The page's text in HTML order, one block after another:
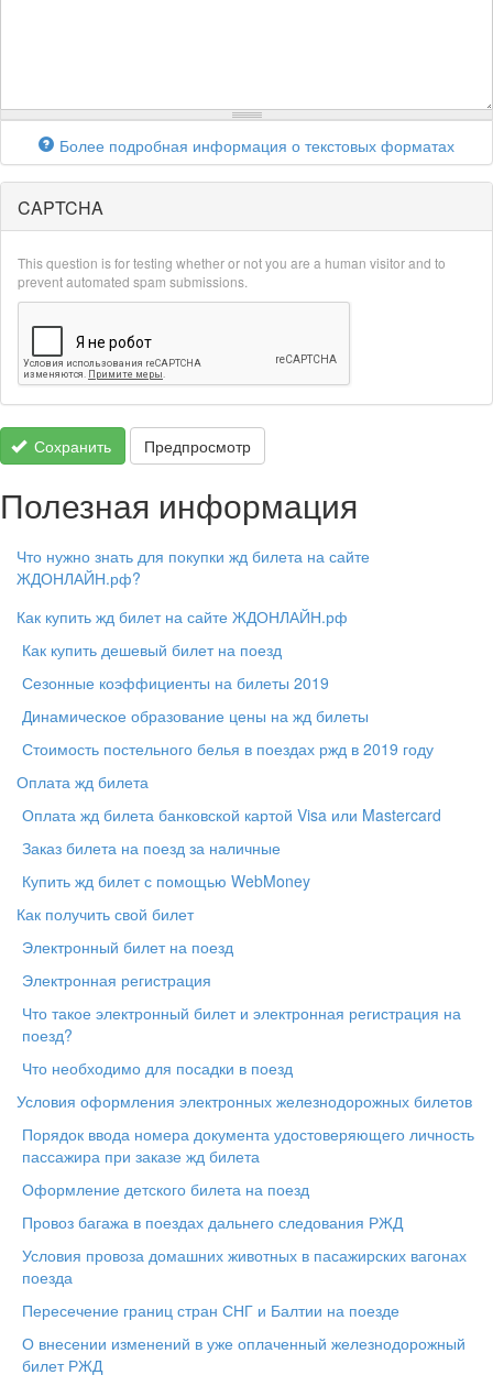
Более подробная информация о текстовых форматах
CAPTCHA
This question is for testing whether or not you are a human visitor and to
prevent automated spam submissions.
Сохранить Предпросмотр
Полезная информация
Что нужно знать для покупки жд билета на сайте
ЖДОНЛАЙН.рф?
Как купить жд билет на сайте ЖДОНЛАЙН.рф
Как купить дешевый билет на поезд
Сезонные коэффициенты на билеты 2019
Динамическое образование цены на жд билеты
Стоимость постельного белья в поездах ржд в 2019 году
Оплата жд билета
Оплата жд билета банковской картой Visa или Mastercard
Заказ билета на поезд за наличные
Купить жд билет с помощью WebMoney
Как получить свой билет
Электронный билет на поезд
Электронная регистрация
Что такое электронный билет и электронная регистрация на
поезд?
Что необходимо для посадки в поезд
Условия оформления электронных железнодорожных билетов
Порядок ввода номера документа удостоверяющего личность
пассажира при заказе жд билета
Оформление детского билета на поезд
Провоз багажа в поездах дальнего следования РЖД
Условия провоза домашних животных в пасажирских вагонах
поезда
Пересечение границ стран СНГ и Балтии на поезде
О внесении изменений в уже оплаченный железнодорожный
билет РЖД